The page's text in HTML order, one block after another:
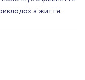
з життя.